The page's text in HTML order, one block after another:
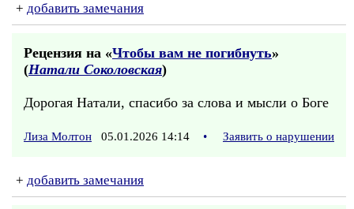
+ добавить замечания
Рецензия на «Чтобы вам не погибнуть»
(Натали Соколовская)
Дорогая Натали, спасибо за слова и мысли о Боге
Лиза Молтон 05.01.2026 14:14 • Заявить о нарушении
+ добавить замечания